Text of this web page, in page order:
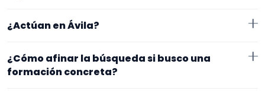
Aquí verás agrupaciones que trabajan para
restaurantes. En esta página la selección está más
repertorio, tamaño de la formación y vídeos antes de
¿Actúan en Ávila?
trabajan en Ávila. Algunos son de la zona y otros se
¿Cómo afinar la búsqueda si busco una
formación concreta?